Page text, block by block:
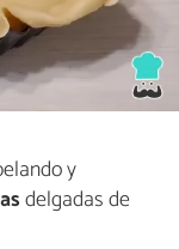
y
delgadas de